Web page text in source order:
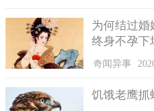
为何结过婚
终身不孕下
奇闻异事
饥饿老鹰抓